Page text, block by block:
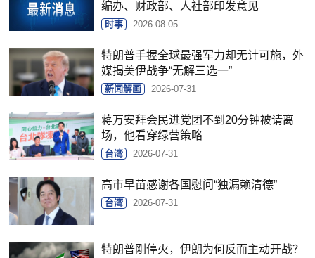
编办、财政部、人社部印发意见
时事 2026-08-05
特朗普手握全球最强军力却无计可施，外
媒揭美伊战争“无解三选一”
新闻解画 2026-07-31
蒋万安拜会民进党团不到20分钟被请离
场，他看穿绿营策略
台湾 2026-07-31
高市早苗感谢各国慰问“独漏赖清德”
台湾 2026-07-31
特朗普刚停火，伊朗为何反而主动开战？